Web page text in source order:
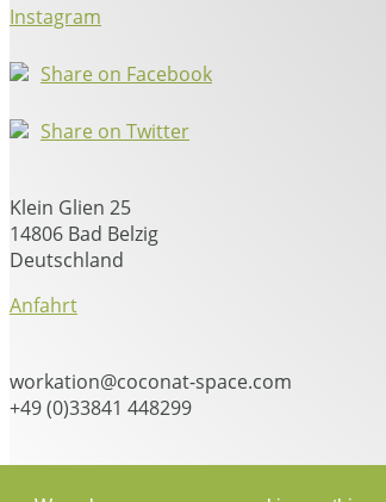
Instagram
Share on Facebook
Share on Twitter
Klein Glien 25
14806 Bad Belzig
Deutschland
Anfahrt
workation@coconat-space.com
+49 (0)33841 448299